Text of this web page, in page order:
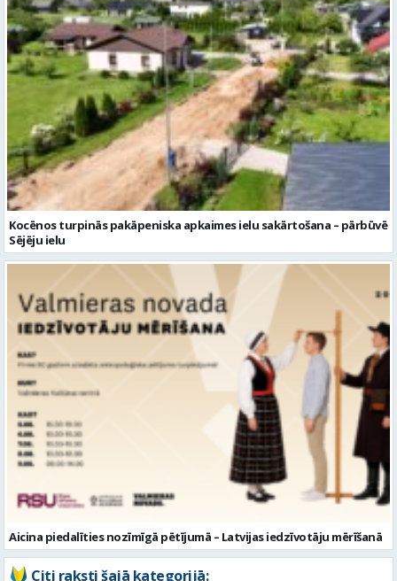
Kocēnos turpinās pakāpeniska apkaimes ielu sakārtošana – pārbūvē
Sējēju ielu
Aicina piedalīties nozīmīgā pētījumā – Latvijas iedzīvotāju mērīšanā
Citi raksti šajā kategorijā: